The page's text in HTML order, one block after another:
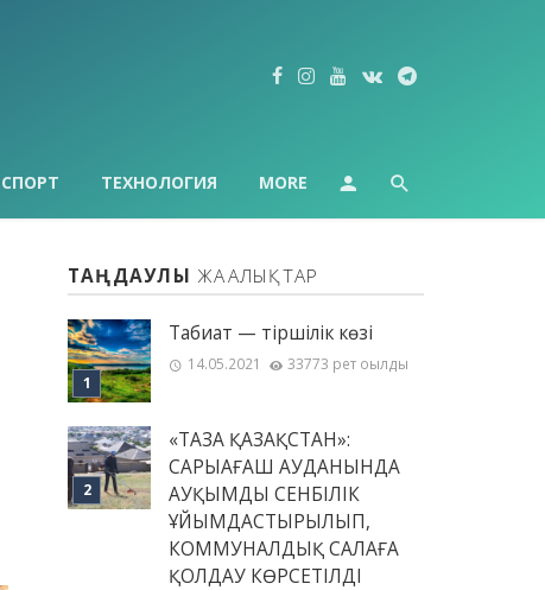
СПОРТ ТЕХНОЛОГИЯ MORE
ТАҢДАУЛЫ ЖАҢАЛЫҚТАР
Табиғат — тіршілік көзі
14.05.2021 33773 рет оқылды
«ТАЗА ҚАЗАҚСТАН»:
САРЫАҒАШ АУДАНЫНДА
АУҚЫМДЫ СЕНБІЛІК
ҰЙЫМДАСТЫРЫЛЫП,
КОММУНАЛДЫҚ САЛАҒА
ҚОЛДАУ КӨРСЕТІЛДІ